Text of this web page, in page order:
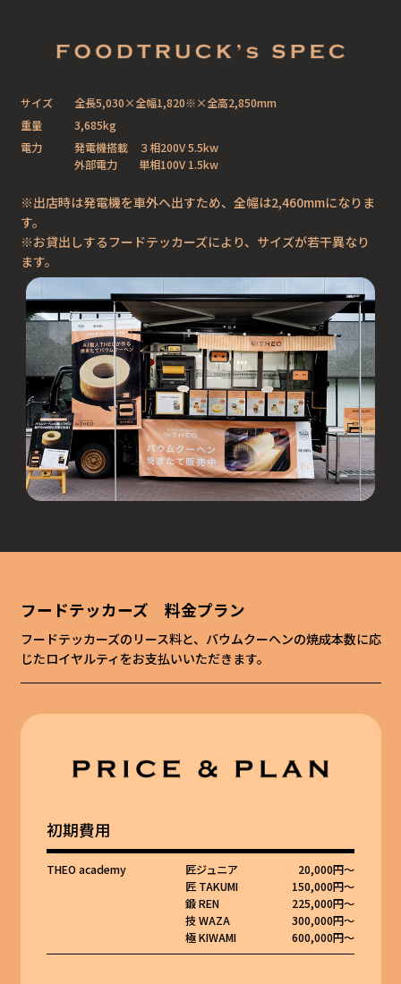
サイズ
全長5,030×全幅1,820※×全高2,850mm
重量
3,685kg
電力
発電機搭載 ３相200V 5.5kw
外部電力 単相100V 1.5kw
※出店時は発電機を車外へ出すため、全幅は2,460mmになりま
す。
※お貸出しするフードテッカーズにより、サイズが若干異なり
ます。
フードテッカーズ 料金プラン
フードテッカーズのリース料と、バウムクーヘンの焼成本数に応
じたロイヤルティをお支払いいただきます。
初期費用
THEO academy 匠ジュニア
20,000円～
匠 TAKUMI
150,000円～
鍛 REN
225,000円～
技 WAZA
300,000円～
極 KIWAMI
600,000円～